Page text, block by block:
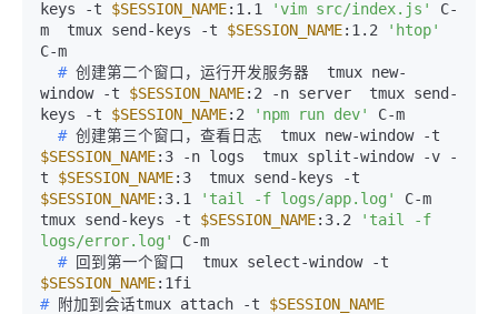
keys -t $SESSION_NAME:1.1 'vim src/index.js'
C-
m  tmux send-keys -t $SESSION_NAME:1.2
'htop'
C-m
  #
创建第二个窗口，运行开发服务器  tmux new-
window -t $SESSION_NAME:2 -n server  tmux send-
keys -t $SESSION_NAME:2 'npm run dev'
C-m
  #
$SESSION_NAME:3 -n logs  tmux split-window -v -
t $SESSION_NAME
$SESSION_NAME:3.1 'tail -f logs/app.log'
C-m
tmux send-keys -t $SESSION_NAME:3.2
'tail -f
logs/error.log'
C-m
  #
$SESSION_NAME:1fi
# 附加到会话tmux attach -t $SESSION_NAME